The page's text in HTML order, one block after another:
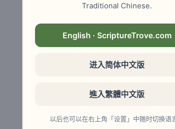
Traditional Chinese.
English · ScriptureTrove.com
进入简体中文版
進入繁體中文版
以后也可以在右上角「设置」中随时切换语